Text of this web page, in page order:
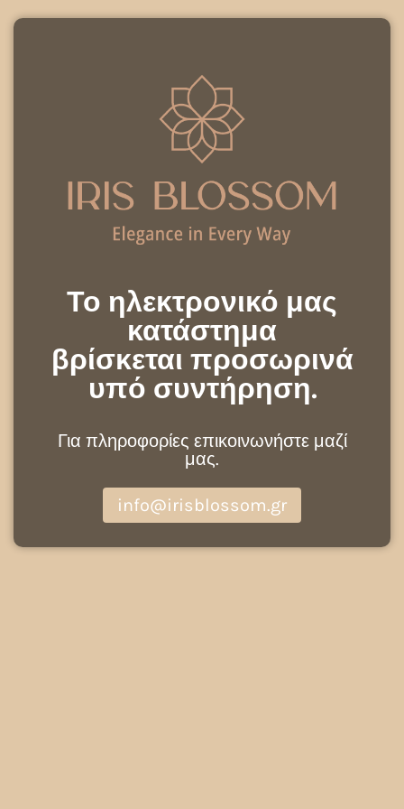
Το ηλεκτρονικό μας
κατάστημα
βρίσκεται προσωρινά
υπό συντήρηση.
Για πληροφορίες επικοινωνήστε μαζί
μας.
info@irisblossom.gr